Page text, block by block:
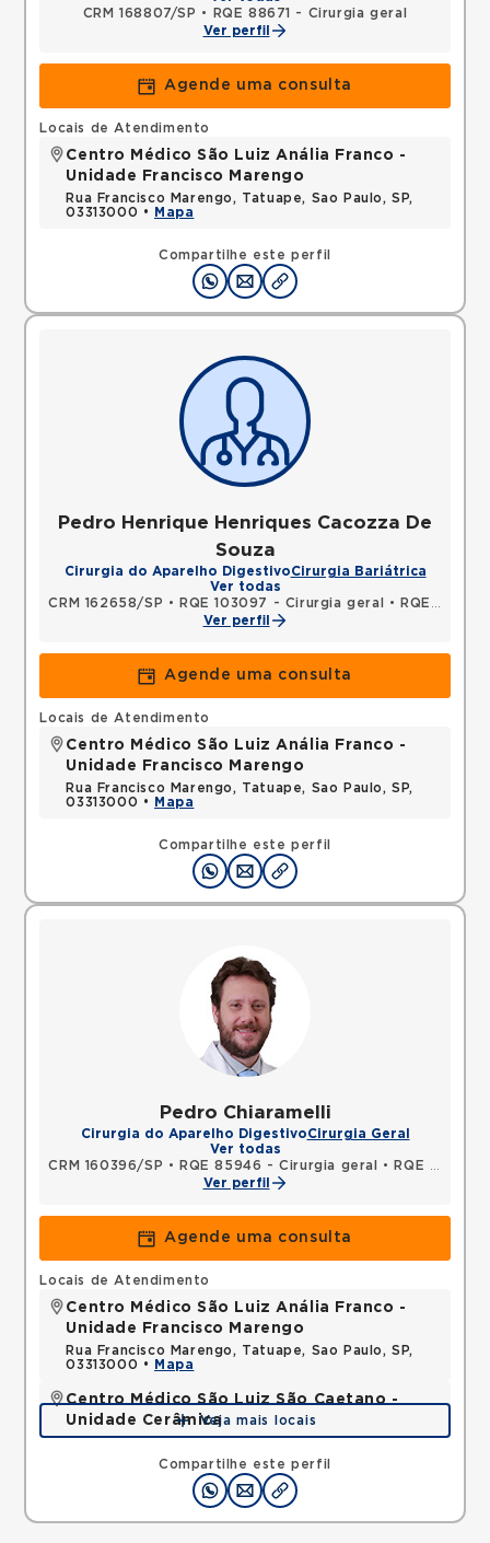
CRM 168807/SP •
RQE 88671 - Cirurgia geral
Ver perfil
Agende uma consulta
Compartilhe este perfil
Locais de Atendimento
Centro Médico São Luiz Anália Franco -
Unidade Francisco Marengo
Rua Francisco Marengo, Tatuape, Sao Paulo, SP,
03313000 •
Mapa
Pedro Henrique Henriques Cacozza De
Souza
Cirurgia do Aparelho DigestivoCirurgia Bariátrica
Ver todas
CRM 162658/SP • RQE 103097 - Cirurgia geral •
RQE 104249 - Cirurgia do aparelho digestivo
Ver perfil
Agende uma consulta
Compartilhe este perfil
Locais de Atendimento
Centro Médico São Luiz Anália Franco -
Unidade Francisco Marengo
Rua Francisco Marengo, Tatuape, Sao Paulo, SP,
03313000 •
Mapa
Pedro Chiaramelli
Cirurgia do Aparelho DigestivoCirurgia Geral
Ver todas
CRM 160396/SP • RQE 85946 - Cirurgia geral •
RQE 85947 - Cirurgia oncológica
Ver perfil
Agende uma consulta
Compartilhe este perfil
Locais de Atendimento
Centro Médico São Luiz Anália Franco -
Unidade Francisco Marengo
Rua Francisco Marengo, Tatuape, Sao Paulo, SP,
03313000 •
Mapa
Centro Médico São Luiz São Caetano -
Unidade Cerâmica
Alameda Caulim, Ceramica, Sao Caetano do Sul,
SP, 09531195 •
Veja mais locais